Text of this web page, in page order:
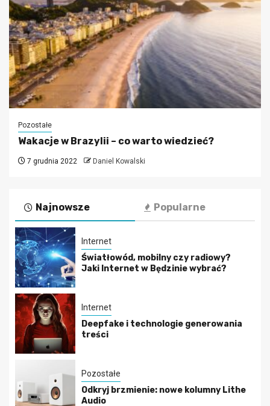
Pozostałe
Wakacje w Brazylii – co warto wiedzieć?
7 grudnia 2022 Daniel Kowalski
Najnowsze Popularne
Internet
Światłowód, mobilny czy radiowy?
Jaki Internet w Będzinie wybrać?
Internet
Deepfake i technologie generowania
treści
Pozostałe
Odkryj brzmienie: nowe kolumny Lithe
Audio